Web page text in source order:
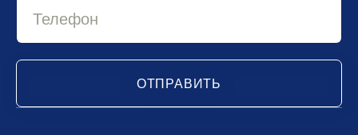
ОТПРАВИТЬ